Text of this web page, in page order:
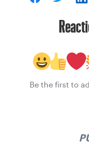
Be the first to